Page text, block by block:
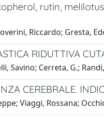
rutin,
Riccardo; Gresta,
RIDUTTIVA
Savino; Cerreta, G.;
CEREBRALE.
Viaggi, Rossana;